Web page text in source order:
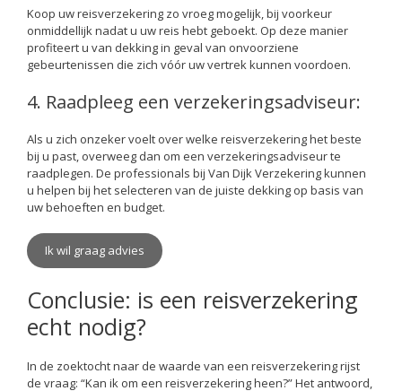
Koop uw reisverzekering zo vroeg mogelijk, bij voorkeur
onmiddellijk nadat u uw reis hebt geboekt. Op deze manier
profiteert u van dekking in geval van onvoorziene
gebeurtenissen die zich vóór uw vertrek kunnen voordoen.
4. Raadpleeg een verzekeringsadviseur:
Als u zich onzeker voelt over welke reisverzekering het beste
bij u past, overweeg dan om een verzekeringsadviseur te
raadplegen. De professionals bij Van Dijk Verzekering kunnen
u helpen bij het selecteren van de juiste dekking op basis van
uw behoeften en budget.
Ik wil graag advies
Conclusie: is een reisverzekering
echt nodig?
In de zoektocht naar de waarde van een reisverzekering rijst
de vraag: “Kan ik om een reisverzekering heen?” Het antwoord,